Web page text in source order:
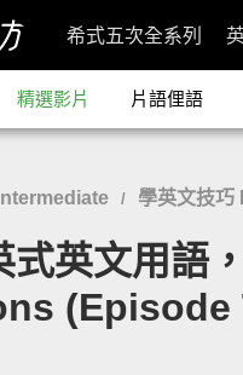
希式五次全系列
精選影片 片語俚語
/ 學英文技
式英文用
(Episode